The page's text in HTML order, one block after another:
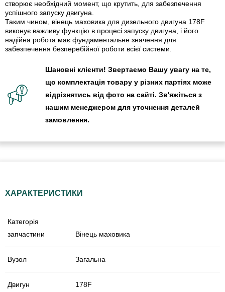
створює необхідний момент, що крутить, для забезпечення
успішного запуску двигуна.
Таким чином, вінець маховика для дизельного двигуна 178F
виконує важливу функцію в процесі запуску двигуна, і його
надійна робота має фундаментальне значення для
забезпечення безперебійної роботи всієї системи.
Шановні клієнти! Звертаємо Вашу увагу на те,
що комплектація товару у різних партіях може
відрізнятись від фото на сайті. Зв'яжіться з
нашим менеджером для уточнення деталей
замовлення.
ХАРАКТЕРИСТИКИ
Категорія
запчастини
Вінець маховика
Вузол Загальна
Двигун 178F